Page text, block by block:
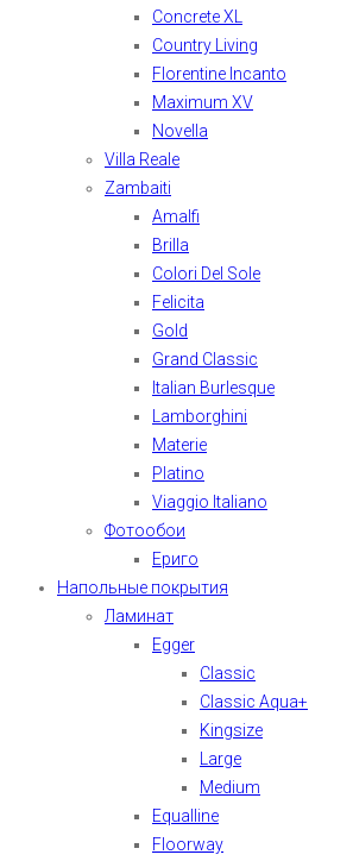
Concrete XL
Country Living
Florentine Incanto
Maximum XV
Novella
Villa Reale
Zambaiti
Amalfi
Brilla
Colori Del Sole
Felicita
Gold
Grand Classic
Italian Burlesque
Lamborghini
Materie
Platino
Viaggio Italiano
Фотообои
Ериго
Напольные покрытия
Ламинат
Egger
Classic
Classic Aqua+
Kingsize
Large
Medium
Equalline
Floorway